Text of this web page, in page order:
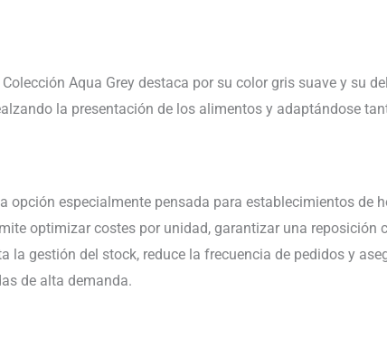
Aqua Grey destaca por su color gris suave y su
la presentación de los alimentos y adaptándose
opción especialmente pensada para establecimientos de
optimizar costes por unidad, garantizar una reposición
la gestión del stock, reduce la frecuencia de pedidos y
de alta demanda.